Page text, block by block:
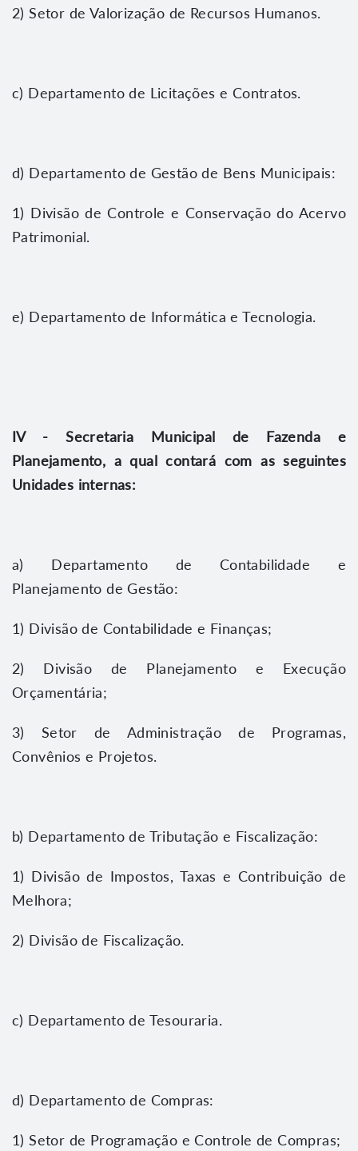
2) Setor de Valorização de Recursos Humanos.
c) Departamento de Licitações e Contratos.
d) Departamento de Gestão de Bens Municipais:
1) Divisão de Controle e Conservação do Acervo
Patrimonial.
e) Departamento de Informática e Tecnologia.
IV - Secretaria Municipal de Fazenda e
Planejamento, a qual contará com as seguintes
Unidades internas:
a) Departamento de Contabilidade e
Planejamento de Gestão:
1) Divisão de Contabilidade e Finanças;
2) Divisão de Planejamento e Execução
Orçamentária;
3) Setor de Administração de Programas,
Convênios e Projetos.
b) Departamento de Tributação e Fiscalização:
1) Divisão de Impostos, Taxas e Contribuição de
Melhora;
2) Divisão de Fiscalização.
c) Departamento de Tesouraria.
d) Departamento de Compras:
1) Setor de Programação e Controle de Compras;